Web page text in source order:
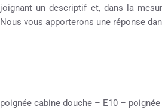
joignant un descriptif et, dans la
Nous vous apporterons une réponse
poignée cabine douche – E10 –